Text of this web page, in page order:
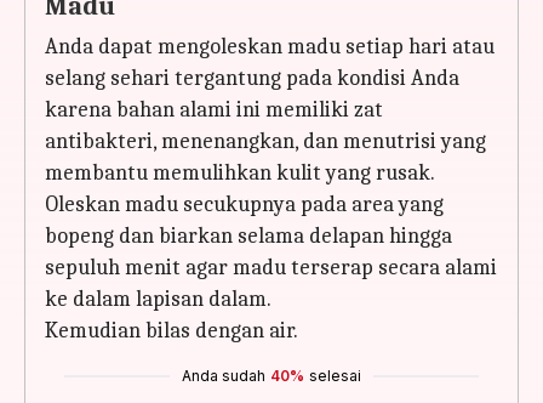
Anda dapat mengoleskan madu setiap hari atau
selang sehari tergantung pada kondisi Anda
karena bahan alami ini memiliki zat
antibakteri, menenangkan, dan menutrisi yang
membantu memulihkan kulit yang rusak.
Oleskan madu secukupnya pada area yang
bopeng dan biarkan selama delapan hingga
sepuluh menit agar madu terserap secara alami
ke dalam lapisan dalam.
Kemudian bilas dengan air.
Anda sudah 40% selesai